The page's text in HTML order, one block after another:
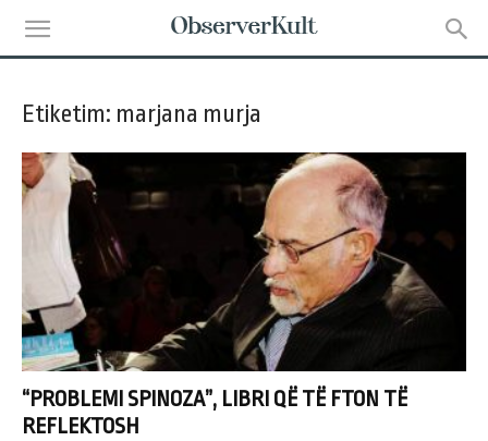
Etiketim: marjana murja
“PROBLEMI SPINOZA”, LIBRI QË TË FTON TË
REFLEKTOSH